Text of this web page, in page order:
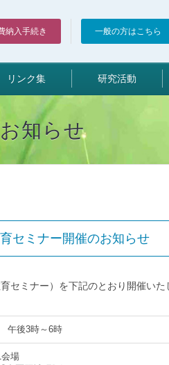
納入手続き 一般の方はこちら
リンク集 研究活動
お知らせ
セミナー開催のお知らせ
セミナー）を下記のとおり開催いた
午後3時～6時
場